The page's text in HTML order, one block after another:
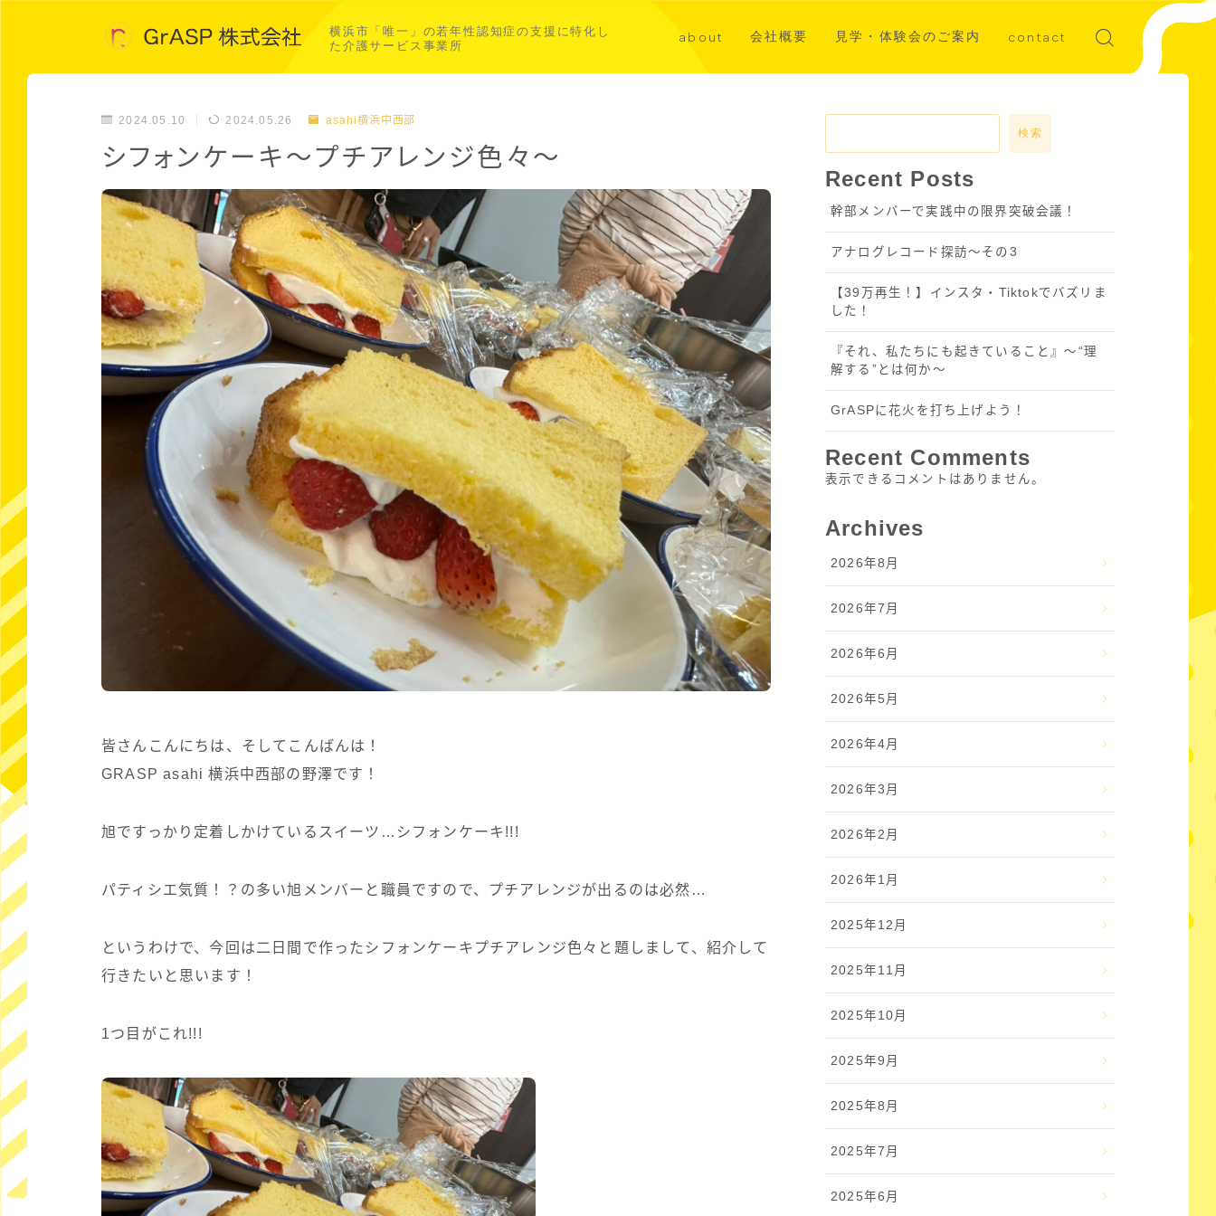
横浜市「唯一」の若年性認知症の支援に特化し
た介護サービス事業所
about
asahi横浜中西部
会社概要
共同事業募集
見学・体験会のご案内 contact
2024.05.10 2024.05.26 asahi横浜中西部
シフォンケーキ～プチアレンジ色々～
皆さんこんにちは、そしてこんばんは！
GRASP asahi 横浜中西部の野澤です！
旭ですっかり定着しかけているスイーツ…シフォンケーキ!!!
パティシエ気質！？の多い旭メンバーと職員ですので、プチアレンジが出るのは必然…
というわけで、今回は二日間で作ったシフォンケーキプチアレンジ色々と題しまして、紹介して
行きたいと思います！
1つ目がこれ!!!
検索
Recent Posts
幹部メンバーで実践中の限界突破会議！
アナログレコード探訪～その3
【39万再生！】インスタ・Tiktokでバズリま
した！
『それ、私たちにも起きていること』〜“理
解する”とは何か～
GrASPに花火を打ち上げよう！
Recent Comments
表示できるコメントはありません。
Archives
2026年8月
2026年7月
2026年6月
2026年5月
2026年4月
2026年3月
2026年2月
2026年1月
2025年12月
2025年11月
2025年10月
2025年9月
2025年8月
2025年7月
2025年6月